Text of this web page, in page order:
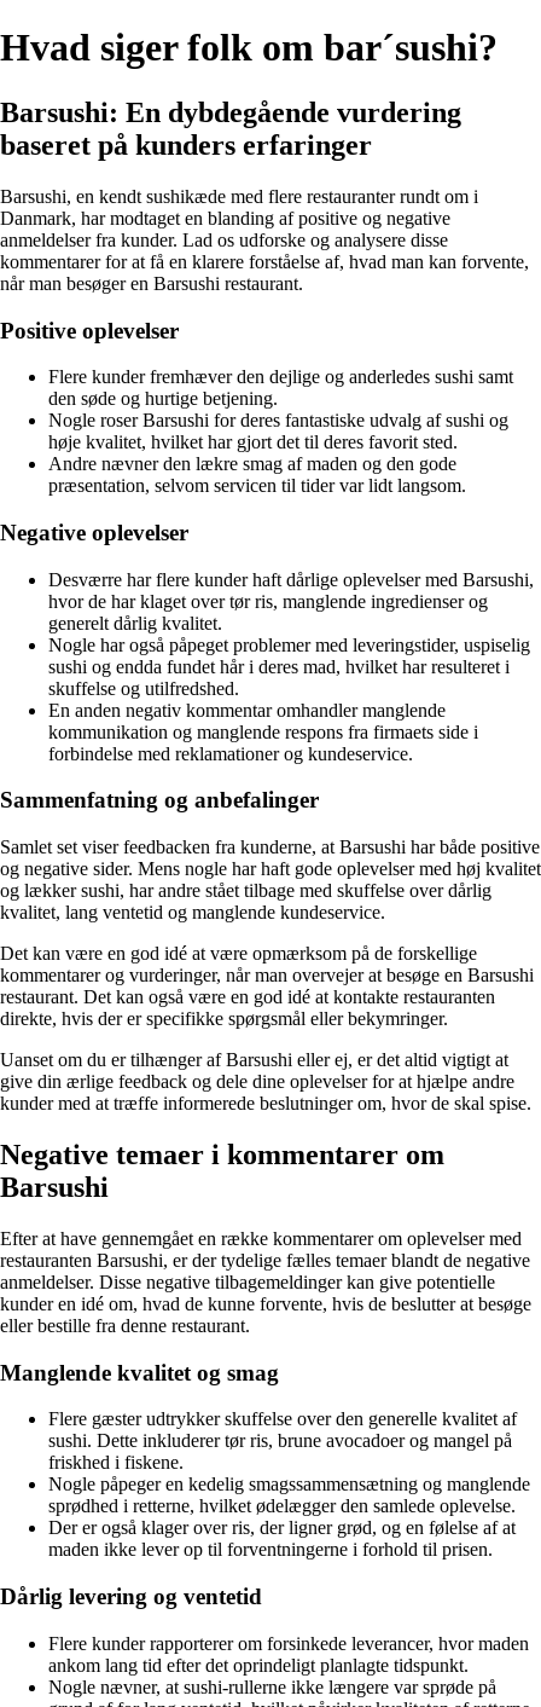
Hvad siger folk om bar´sushi?
Barsushi: En dybdegående vurdering
baseret på kunders erfaringer
Barsushi, en kendt sushikæde med flere restauranter rundt om i
Danmark, har modtaget en blanding af positive og negative
anmeldelser fra kunder. Lad os udforske og analysere disse
kommentarer for at få en klarere forståelse af, hvad man kan forvente,
når man besøger en Barsushi restaurant.
Positive oplevelser
Flere kunder fremhæver den dejlige og anderledes sushi samt
den søde og hurtige betjening.
Nogle roser Barsushi for deres fantastiske udvalg af sushi og
høje kvalitet, hvilket har gjort det til deres favorit sted.
Andre nævner den lækre smag af maden og den gode
præsentation, selvom servicen til tider var lidt langsom.
Negative oplevelser
Desværre har flere kunder haft dårlige oplevelser med Barsushi,
hvor de har klaget over tør ris, manglende ingredienser og
generelt dårlig kvalitet.
Nogle har også påpeget problemer med leveringstider, uspiselig
sushi og endda fundet hår i deres mad, hvilket har resulteret i
skuffelse og utilfredshed.
En anden negativ kommentar omhandler manglende
kommunikation og manglende respons fra firmaets side i
forbindelse med reklamationer og kundeservice.
Sammenfatning og anbefalinger
Samlet set viser feedbacken fra kunderne, at Barsushi har både positive
og negative sider. Mens nogle har haft gode oplevelser med høj kvalitet
og lækker sushi, har andre stået tilbage med skuffelse over dårlig
kvalitet, lang ventetid og manglende kundeservice.
Det kan være en god idé at være opmærksom på de forskellige
kommentarer og vurderinger, når man overvejer at besøge en Barsushi
restaurant. Det kan også være en god idé at kontakte restauranten
direkte, hvis der er specifikke spørgsmål eller bekymringer.
Uanset om du er tilhænger af Barsushi eller ej, er det altid vigtigt at
give din ærlige feedback og dele dine oplevelser for at hjælpe andre
kunder med at træffe informerede beslutninger om, hvor de skal spise.
Negative temaer i kommentarer om
Barsushi
Efter at have gennemgået en række kommentarer om oplevelser med
restauranten Barsushi, er der tydelige fælles temaer blandt de negative
anmeldelser. Disse negative tilbagemeldinger kan give potentielle
kunder en idé om, hvad de kunne forvente, hvis de beslutter at besøge
eller bestille fra denne restaurant.
Manglende kvalitet og smag
Flere gæster udtrykker skuffelse over den generelle kvalitet af
sushi. Dette inkluderer tør ris, brune avocadoer og mangel på
friskhed i fiskene.
Nogle påpeger en kedelig smagssammensætning og manglende
sprødhed i retterne, hvilket ødelægger den samlede oplevelse.
Der er også klager over ris, der ligner grød, og en følelse af at
maden ikke lever op til forventningerne i forhold til prisen.
Dårlig levering og ventetid
Flere kunder rapporterer om forsinkede leverancer, hvor maden
ankom lang tid efter det oprindeligt planlagte tidspunkt.
Nogle nævner, at sushi-rullerne ikke længere var sprøde på